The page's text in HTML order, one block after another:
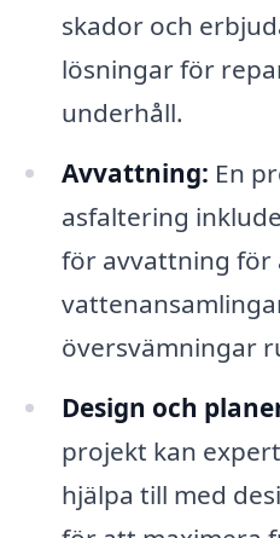
skador och
lösningar för
underhåll.
Avvattning: En
asfaltering
för avvattning för
översvämningar
Design och
projekt kan
hjälpa till med